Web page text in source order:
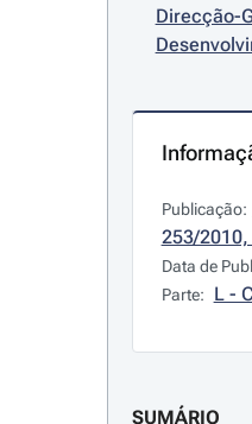
Publicação:
253/2010,
Data de
Parte: L -
SUMÁRIO